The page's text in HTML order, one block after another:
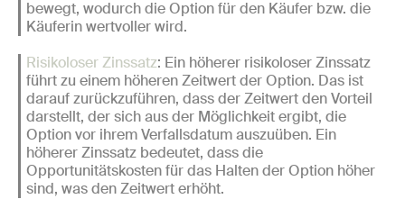
bewegt, wodurch die Option für den Käufer bzw. die
Käuferin wertvoller wird.
Risikoloser Zinssatz: Ein höherer risikoloser Zinssatz
führt zu einem höheren Zeitwert der Option. Das ist
darauf zurückzuführen, dass der Zeitwert den Vorteil
darstellt, der sich aus der Möglichkeit ergibt, die
Option vor ihrem Verfallsdatum auszuüben. Ein
höherer Zinssatz bedeutet, dass die
Opportunitätskosten für das Halten der Option höher
sind, was den Zeitwert erhöht.